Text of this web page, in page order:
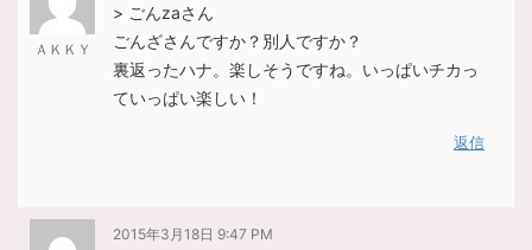
ＡＫＫＹ
> ごんzaさん
ごんざさんですか？別人ですか？
裏返ったハナ。楽しそうですね。いっぱいチカっ
ていっぱい楽しい！
返信
2015年3月18日 9:47 PM